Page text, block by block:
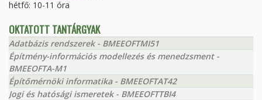
hétfő: 10-11 óra
OKTATOTT TANTÁRGYAK
Adatbázis rendszerek - BMEEOFTMI51
Építmény-információs modellezés és menedzsment -
BMEEOFTA-M1
Építőmérnöki informatika - BMEEOFTAT42
Jogi és hatósági ismeretek - BMEEOFTTBI4